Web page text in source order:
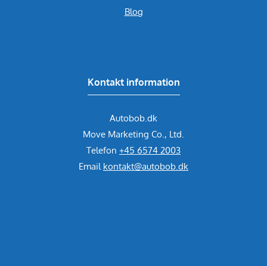
Blog
Kontakt information
Autobob.dk
Move Marketing Co., Ltd.
Telefon +45 6574 2003
Email kontakt@autobob.dk